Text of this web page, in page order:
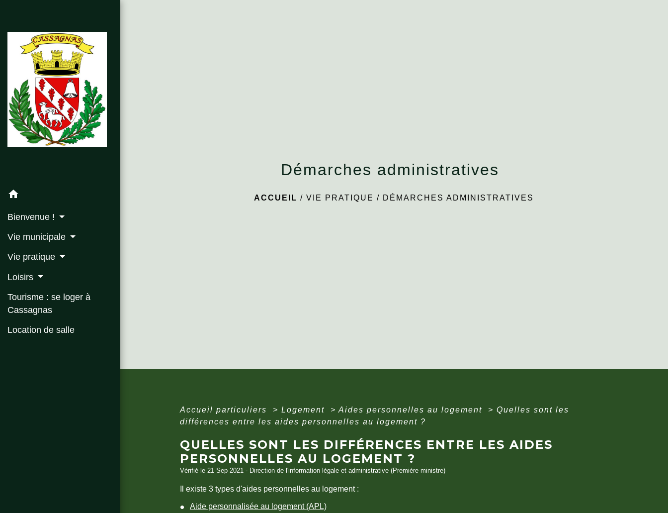
home
Bienvenue !
Vie municipale
Vie pratique
Loisirs
Tourisme : se loger à
Cassagnas
Location de salle
Démarches administratives
ACCUEIL /VIE PRATIQUE / DÉMARCHES ADMINISTRATIVES
Accueil particuliers > Logement > Aides personnelles au logement > Quelles sont les
différences entre les aides personnelles au logement ?
QUELLES SONT LES DIFFÉRENCES ENTRE LES AIDES
PERSONNELLES AU LOGEMENT ?
Vérifié le 21 Sep 2021 - Direction de l'information légale et administrative (Première ministre)
Il existe 3 types d'aides personnelles au logement :
Aide personnalisée au logement (APL)